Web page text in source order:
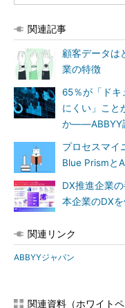
関連記事
顧客データ
業の特徴
65％が「ドキ
にくい」こ
か――ABBYY
プロセスマイ
Blue Prismと
DX推進企業
本企業のDX
関連リンク
ABBYYジャパン
関連資料（ホワイトペ